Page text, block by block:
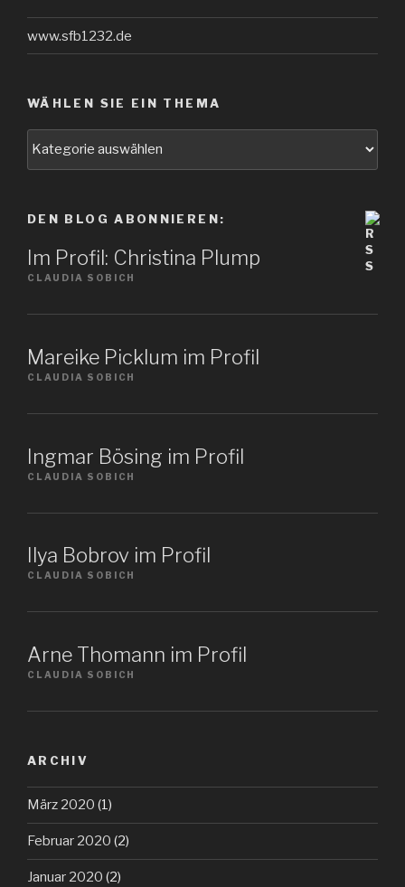
www.sfb1232.de
WÄHLEN SIE EIN THEMA
DEN BLOG ABONNIEREN:
Im Profil: Christina Plump
CLAUDIA SOBICH
Mareike Picklum im Profil
CLAUDIA SOBICH
Ingmar Bösing im Profil
CLAUDIA SOBICH
Ilya Bobrov im Profil
CLAUDIA SOBICH
Arne Thomann im Profil
CLAUDIA SOBICH
ARCHIV
März 2020 (1)
Februar 2020 (2)
Januar 2020 (2)